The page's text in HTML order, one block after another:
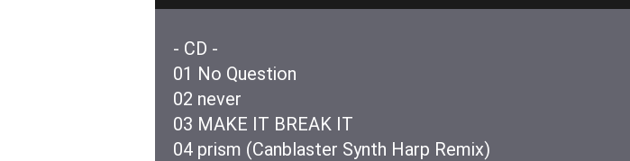
- CD -
01 No Question
02 never
03 MAKE IT BREAK IT
04 prism (Canblaster Synth Harp Remix)